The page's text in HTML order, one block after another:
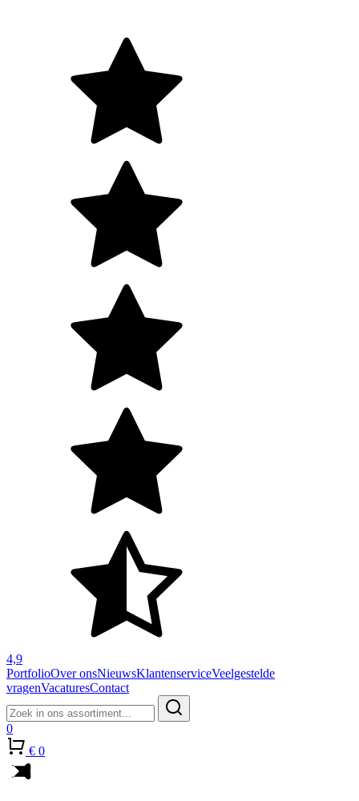
4,9
PortfolioOver onsNieuwsKlantenserviceVeelgestelde
vragenVacaturesContact
naar:
0
€ 0